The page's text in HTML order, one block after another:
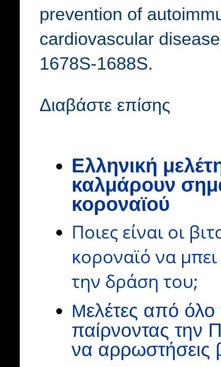
prevention of
cardiovascular
1678S-1688S.
Διαβάστε επίσης
Ελληνική
καλμάρουν
κοροναϊού
Ποιες είναι οι
κοροναϊό να
την δράση του;
Μελέτες από όλο
παίρνοντας
να αρρωστήσεις